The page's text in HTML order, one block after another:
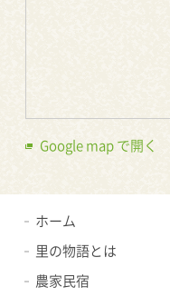
Google map で開く
ホーム
里の物語とは
農家民宿